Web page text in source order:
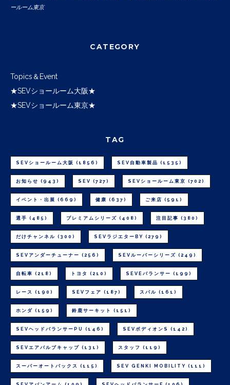
ールーム東京
CATEGORY
Topics＆Event
★SEVショールーム大阪★
★SEVショールーム東京★
TAG
SEVショールーム大阪 (1856) SEV自動車製品 (1535)
お知らせ (943) SEV (727) SEVショールーム東京 (702)
イベント・出展 (669) 健康 (637) ご来店 (591)
選手 (485) プレミアムシリーズ (408) 注目記事 (380)
だけチャンネル (300) SEVラジエターBY (279)
SEVアンダーチューナー (256) SEVルーパーシリーズ (249)
自転車 (218) トヨタ (210) SEVEバランサー (199)
レース (190) SEVフェア (187) スバル (161)
ホンダ (159) 鈴鹿サーキット (151)
SEVヘッドバランサーPU (146) SEVボディオンS (142)
SEVエアバルブキャップ (131) スタッフ (119)
スーパーオートバックス (115) SEV GENKI MOBILITY (111)